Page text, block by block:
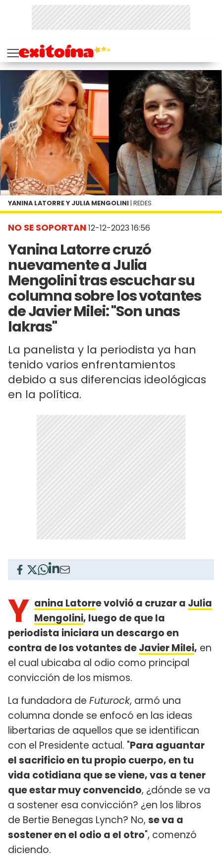
NO SE SOPORTAN 12-12-2023 16:56
Yanina Latorre cruzó
nuevamente a Julia
Mengolini tras escuchar su
columna sobre los votantes
de Javier Milei: "Son unas
lakras"
La panelista y la periodista ya han
tenido varios enfrentamientos
debido a sus diferencias ideológicas
en la política.
YANINA LATORRE Y JULIA MENGOLINI | REDES
Y anina Latorre volvió a cruzar a Julia
Mengolini, luego de que la
periodista iniciara un descargo en
contra de los votantes deJavier Milei, en
el cual ubicaba al odio como principal
convicción de los mismos.
La fundadora de Futurock, armó una
columna donde se enfocó en las ideas
libertarias de aquellos que se identifican
con el Presidente actual. "Para aguantar
el sacrificio en tu propio cuerpo, en tu
vida cotidiana que se viene, vas a tener
que estar muy convencido, ¿dónde se va
a sostener esa convicción? ¿en los libros
de Bertie Benegas Lynch? No, se va a
sostener en el odio a el otro", comenzó
diciendo.